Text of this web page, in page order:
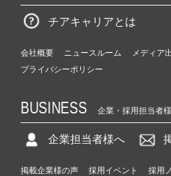
チアキャリアとは
会社概要 ニュースルーム
メディア
プライバシーポリシー
BUSINESS 企業・採用担当者様
企業担当者様へ
掲載企業様の声 採用イベント 採用